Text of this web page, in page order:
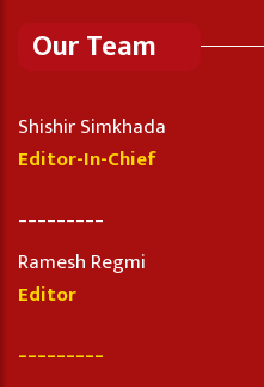
Our Team
Shishir Simkhada
Editor-In-Chief
Ramesh Regmi
Editor
_________